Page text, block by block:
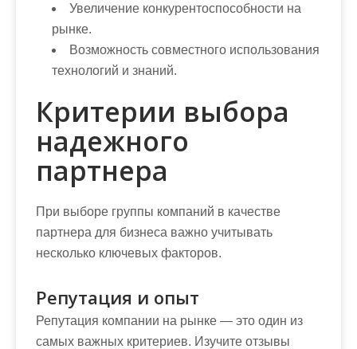
Увеличение конкурентоспособности на
рынке.
Возможность совместного использования
технологий и знаний.
Критерии выбора
надежного
партнера
При выборе группы компаний в качестве
партнера для бизнеса важно учитывать
несколько ключевых факторов.
Репутация и опыт
Репутация компании на рынке — это один из
самых важных критериев. Изучите отзывы